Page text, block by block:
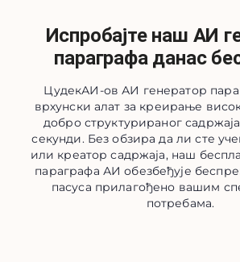
Испробајте наш АИ
параграфа данас
ЦудекАИ-ов АИ генератор
врхунски алат за креирање
добро структурираног
секунди. Без обзира да ли сте
или креатор садржаја, наш
параграфа АИ обезбеђује
пасуса прилагођено вашим
потребама.